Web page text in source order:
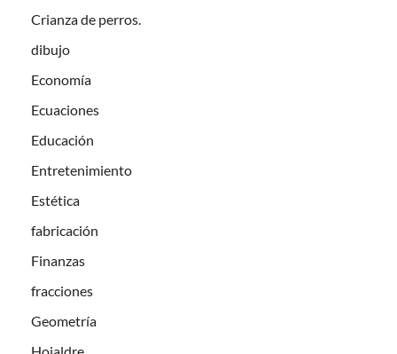
Crianza de perros.
dibujo
Economía
Ecuaciones
Educación
Entretenimiento
Estética
fabricación
Finanzas
fracciones
Geometría